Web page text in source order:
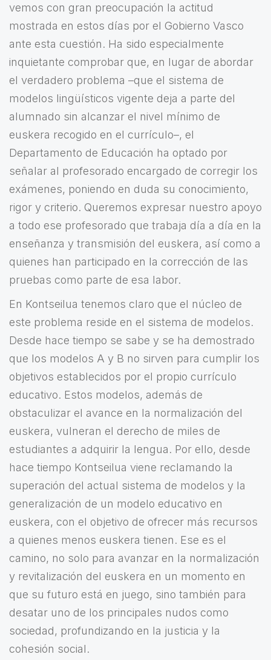
vemos con gran preocupación la actitud
mostrada en estos días por el Gobierno Vasco
ante esta cuestión. Ha sido especialmente
inquietante comprobar que, en lugar de abordar
el verdadero problema –que el sistema de
modelos lingüísticos vigente deja a parte del
alumnado sin alcanzar el nivel mínimo de
euskera recogido en el currículo–, el
Departamento de Educación ha optado por
señalar al profesorado encargado de corregir los
exámenes, poniendo en duda su conocimiento,
rigor y criterio. Queremos expresar nuestro apoyo
a todo ese profesorado que trabaja día a día en la
enseñanza y transmisión del euskera, así como a
quienes han participado en la corrección de las
pruebas como parte de esa labor.
En Kontseilua tenemos claro que el núcleo de
este problema reside en el sistema de modelos.
Desde hace tiempo se sabe y se ha demostrado
que los modelos A y B no sirven para cumplir los
objetivos establecidos por el propio currículo
educativo. Estos modelos, además de
obstaculizar el avance en la normalización del
euskera, vulneran el derecho de miles de
estudiantes a adquirir la lengua. Por ello, desde
hace tiempo Kontseilua viene reclamando la
superación del actual sistema de modelos y la
generalización de un modelo educativo en
euskera, con el objetivo de ofrecer más recursos
a quienes menos euskera tienen. Ese es el
camino, no solo para avanzar en la normalización
y revitalización del euskera en un momento en
que su futuro está en juego, sino también para
desatar uno de los principales nudos como
sociedad, profundizando en la justicia y la
cohesión social.